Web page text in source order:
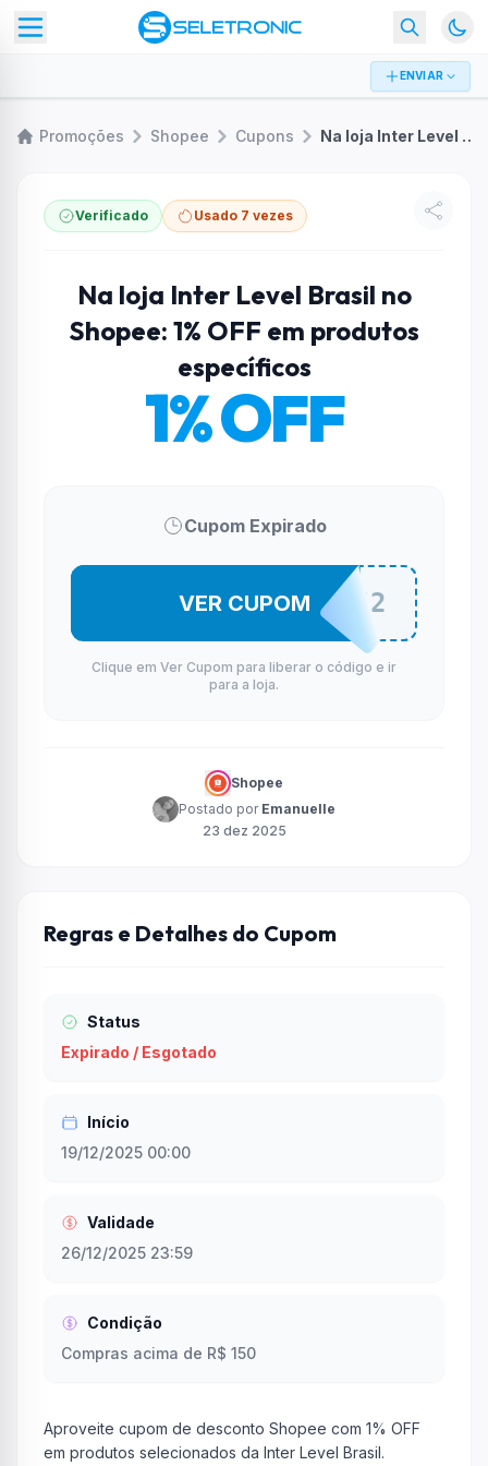
ENVIAR
Promoções Shopee Cupons Na loja Inter Level Brasil no Shopee: 1% OFF em produtos específicos
Verificado Usado 7 vezes
Na loja Inter Level Brasil no
Shopee: 1% OFF em produtos
específicos
1% OFF
Cupom Expirado
INTERNOV2
VER CUPOM
Clique em Ver Cupom para liberar o código e ir
para a loja.
Shopee
Postado por Emanuelle
23 dez 2025
Regras e Detalhes do Cupom
Status
Expirado / Esgotado
Início
19/12/2025 00:00
Validade
26/12/2025 23:59
Condição
Compras acima de R$ 150
Aproveite cupom de desconto Shopee com 1% OFF
em produtos selecionados da Inter Level Brasil.